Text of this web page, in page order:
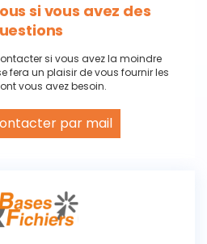
si vous avez des
si vous avez la moindre
fera un plaisir de vous fournir les
vous avez besoin.
par mail